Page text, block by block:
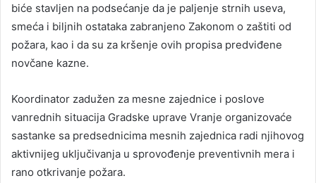
biće stavljen na podsećanje da je paljenje strnih useva,
smeća i biljnih ostataka zabranjeno Zakonom o zaštiti od
požara, kao i da su za kršenje ovih propisa predviđene
novčane kazne.
Koordinator zadužen za mesne zajednice i poslove
vanrednih situacija Gradske uprave Vranje organizovaće
sastanke sa predsednicima mesnih zajednica radi njihovog
aktivnijeg uključivanja u sprovođenje preventivnih mera i
rano otkrivanje požara.